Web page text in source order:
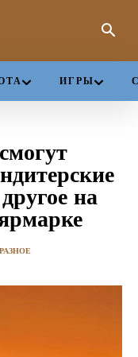
ИГРЫ
на
РАЗНОЕ